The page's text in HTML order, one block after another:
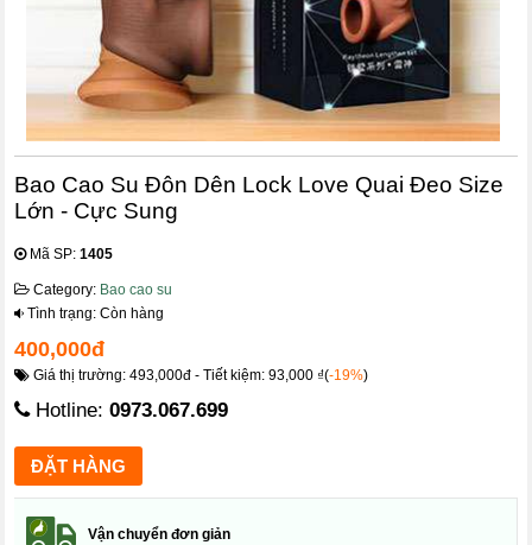
Bao Cao Su Đôn Dên Lock Love Quai Đeo Size
Lớn - Cực Sung
Mã SP:1405
Category: Bao cao su
Tình trạng: Còn hàng
400,000đ
Giá thị trường: 493,000đ - Tiết kiệm: 93,000 ₫(-19%)
Hotline:0973.067.699
Vận chuyển đơn giản